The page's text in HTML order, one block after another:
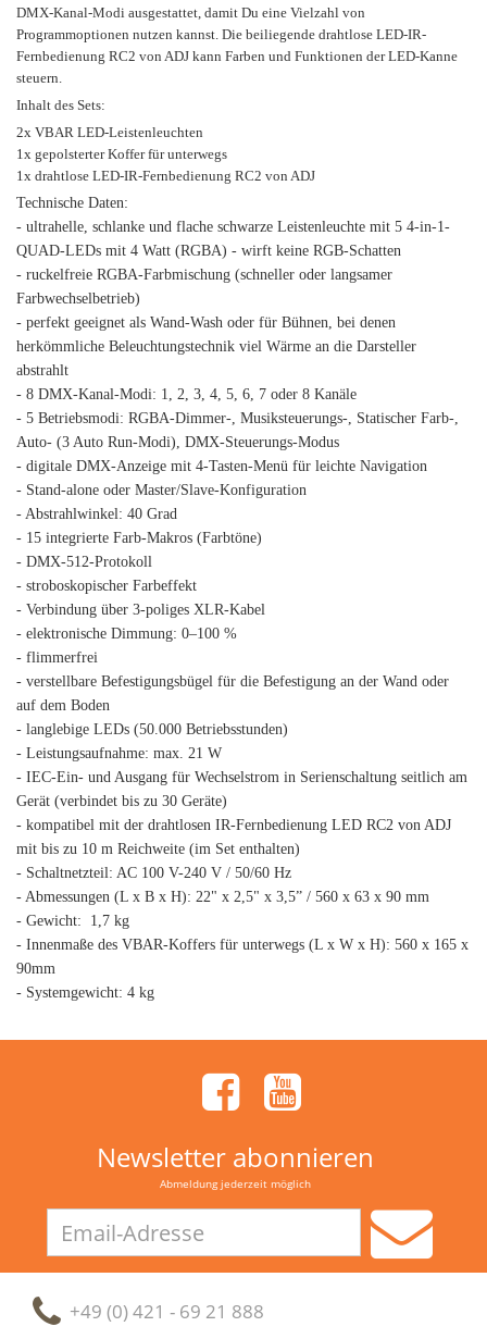
DMX-Kanal-Modi ausgestattet, damit Du eine Vielzahl von
Programmoptionen nutzen kannst. Die beiliegende drahtlose LED-IR-
Fernbedienung RC2 von ADJ kann Farben und Funktionen der LED-Kanne
steuern.
Inhalt des Sets:
2x VBAR LED-Leistenleuchten
1x gepolsterter Koffer für unterwegs
1x drahtlose LED-IR-Fernbedienung RC2 von ADJ
Technische Daten:
- ultrahelle, schlanke und flache schwarze Leistenleuchte mit 5 4-in-1-
QUAD-LEDs mit 4 Watt (RGBA) - wirft keine RGB-Schatten
- ruckelfreie RGBA-Farbmischung (schneller oder langsamer
Farbwechselbetrieb)
- perfekt geeignet als Wand-Wash oder für Bühnen, bei denen
herkömmliche Beleuchtungstechnik viel Wärme an die Darsteller
abstrahlt
- 8 DMX-Kanal-Modi: 1, 2, 3, 4, 5, 6, 7 oder 8 Kanäle
- 5 Betriebsmodi: RGBA-Dimmer-, Musiksteuerungs-, Statischer Farb-,
Auto- (3 Auto Run-Modi), DMX-Steuerungs-Modus
- digitale DMX-Anzeige mit 4-Tasten-Menü für leichte Navigation
- Stand-alone oder Master/Slave-Konfiguration
- Abstrahlwinkel: 40 Grad
- 15 integrierte Farb-Makros (Farbtöne)
- DMX-512-Protokoll
- stroboskopischer Farbeffekt
- Verbindung über 3-poliges XLR-Kabel
- elektronische Dimmung: 0–100 %
- flimmerfrei
- verstellbare Befestigungsbügel für die Befestigung an der Wand oder
auf dem Boden
- langlebige LEDs (50.000 Betriebsstunden)
- Leistungsaufnahme: max. 21 W
- IEC-Ein- und Ausgang für Wechselstrom in Serienschaltung seitlich am
Gerät (verbindet bis zu 30 Geräte)
- kompatibel mit der drahtlosen IR-Fernbedienung LED RC2 von ADJ
mit bis zu 10 m Reichweite (im Set enthalten)
- Schaltnetzteil: AC 100 V-240 V / 50/60 Hz
- Abmessungen (L x B x H): 22" x 2,5" x 3,5” / 560 x 63 x 90 mm
- Gewicht: 1,7 kg
- Innenmaße des VBAR-Koffers für unterwegs (L x W x H): 560 x 165 x
90mm
- Systemgewicht: 4 kg
Newsletter abonnieren
Abmeldung jederzeit möglich
Adresse
+49 (0) 421 - 69 21 888